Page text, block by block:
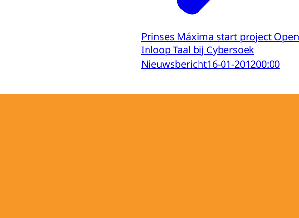
Prinses Máxima start project Open
Inloop Taal bij Cybersoek
Nieuwsbericht16-01-201200:00